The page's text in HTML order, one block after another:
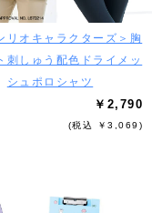
リオキャラクターズ＞胸
刺しゅう配色ドライメッ
シュポロシャツ
￥2,790
(税込 ￥3,069)